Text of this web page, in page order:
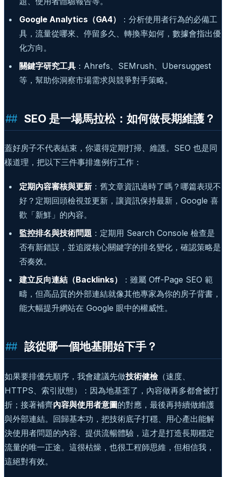
Google Analytics（GA4）
：分析使用者行為的必備工
具，流量從哪來、停留多久、轉換率如何，數據會指出優
化方向。
關鍵字研究工具：Ahrefs、SEMrush、Ubersuggest
等，幫助你洞察市場需求與競爭對手策略。
SEO 是一場馬拉松：如何做長期維護？
蓋好房子不代表結束，你還得定期打掃、維護。SEO 也是同
樣道理，把以下三件事排進例行工作：
定期內容審核與更新：舊文章資訊過時了嗎？哪篇表現不
好？定期回頭檢視並更新，讓資訊保持最新，Google 喜
歡「新鮮」的內容。
監控排名與技術問題 ：定期用 Search Console 檢查是
否有新錯誤，並追蹤核心關鍵字的排名變化，確認策略是
否奏效。
建立反向連結（Backlinks）
：雖屬 Off-Page SEO 範
疇，但高品質的外部連結就像其他專家為你的房子背書，
能大幅提升網站在 Google 眼中的權威性。
該從哪一個地基開始下手？
如果要排優先順序，我會建議先做技術健檢（速度、
HTTPS、索引狀態）：因為地基歪了，內容做再多都會被打
折；接著補齊內容與使用者意圖的對應，最後再持續做維護
與外部連結。回歸基本功，把技術底子打穩、用心產出能解
決使用者問題的內容、提供流暢體驗，這才是打造長期穩定
流量的唯一正途。這很枯燥，也很工程師思維，但相信我，
這絕對有效。